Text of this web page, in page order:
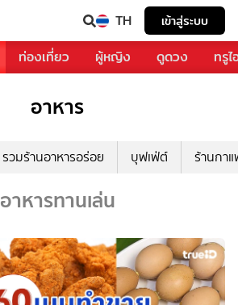
TH เข้าสู่ระบบ
ท่องเที่ยว ผู้หญิง ดูดวง ทรู
อาหาร
รวมร้านอาหารอร่อย บุฟเฟ่ต์ ร้านกา
อาหารทานเล่น